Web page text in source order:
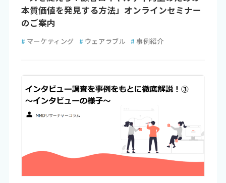
本質価値を発見する方法」オンラインセミナー
のご案内
# マーケティング # ウェアラブル # 事例紹介